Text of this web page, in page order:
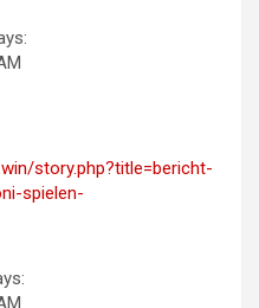
story.php?title=bericht-
spielen-